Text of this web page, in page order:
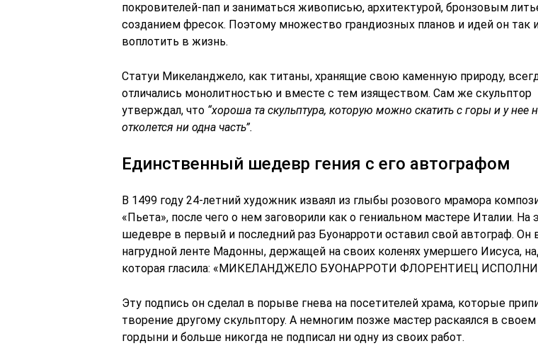
покровителей-пап и заниматься живописью, архитектурой, бронзовым
созданием фресок. Поэтому множество грандиозных планов и идей он так
воплотить в жизнь.
Статуи Микеланджело, как титаны, хранящие свою каменную природу,
отличались монолитностью и вместе с тем изяществом. Сам же скульптор
утверждал, что “хороша та скульптура, которую можно скатить с горы и у нее
отколется ни одна часть”.
Единственный шедевр гения с его автографом
В 1499 году 24-летний художник изваял из глыбы розового мрамора
«Пьета», после чего о нем заговорили как о гениальном мастере Италии. На
шедевре в первый и последний раз Буонарроти оставил свой автограф. Он
нагрудной ленте Мадонны, держащей на своих коленях умершего Иисуса,
которая гласила: «МИКЕЛАНДЖЕЛО БУОНАРРОТИ ФЛОРЕНТИЕЦ
Эту подпись он сделал в порыве гнева на посетителей храма, которые
творение другому скульптору. А немногим позже мастер раскаялся в
гордыни и больше никогда не подписал ни одну из своих работ.